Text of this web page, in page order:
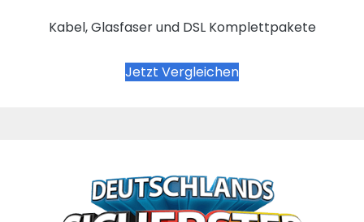
Kabel, Glasfaser und DSL Komplettpakete
Jetzt Vergleichen